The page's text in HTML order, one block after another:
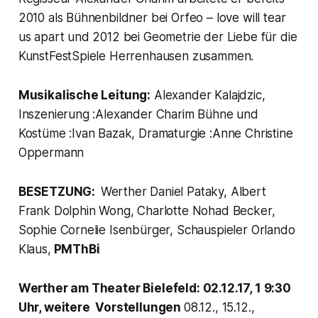
2010 als Bühnenbildner bei Orfeo – love will tear
us apart und 2012 bei Geometrie der Liebe für die
KunstFestSpiele Herrenhausen zusammen.
Musikalische Leitung: Alexander Kalajdzic,
Inszenierung :Alexander Charim Bühne und
Kostüme :Ivan Bazak, Dramaturgie :Anne Christine
Oppermann
BESETZUNG: Werther Daniel Pataky, Albert
Frank Dolphin Wong, Charlotte Nohad Becker,
Sophie Cornelie Isenbürger, Schauspieler Orlando
Klaus, PMThBi
Werther am Theater Bielefeld: 02.12.17, 1 9:30
Uhr, weitere Vorstellungen 08.12., 15.12.,